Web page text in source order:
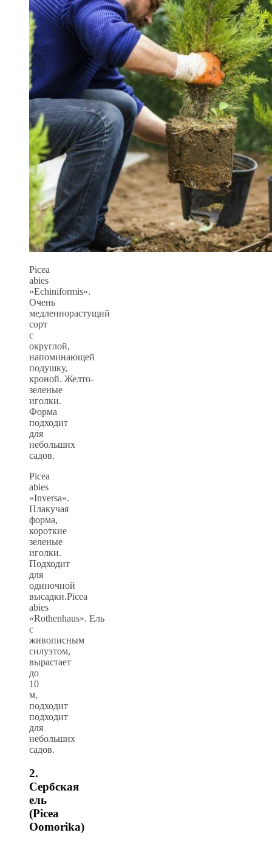
Picea
abies
«Echiniformis».
Очень
медленнорастущий
сорт
с
округлой,
напоминающей
подушку,
кроной. Желто-
зеленые
иголки.
Форма
подходит
для
небольших
садов.
Picea
abies
«Inversa».
Плакучая
форма,
короткие
зеленые
иголки.
Подходит
для
одиночной
высадки.Picea
abies
«Rothenhaus». Ель
с
живописным
силуэтом,
вырастает
до
10
м,
подходит
подходит
для
небольших
садов.
2.
Сербская
ель
(Picea
Oomorika)